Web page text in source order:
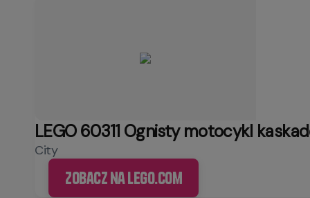
LEGO 60311 Ognisty motocykl
City
Zobacz na LEGO.com